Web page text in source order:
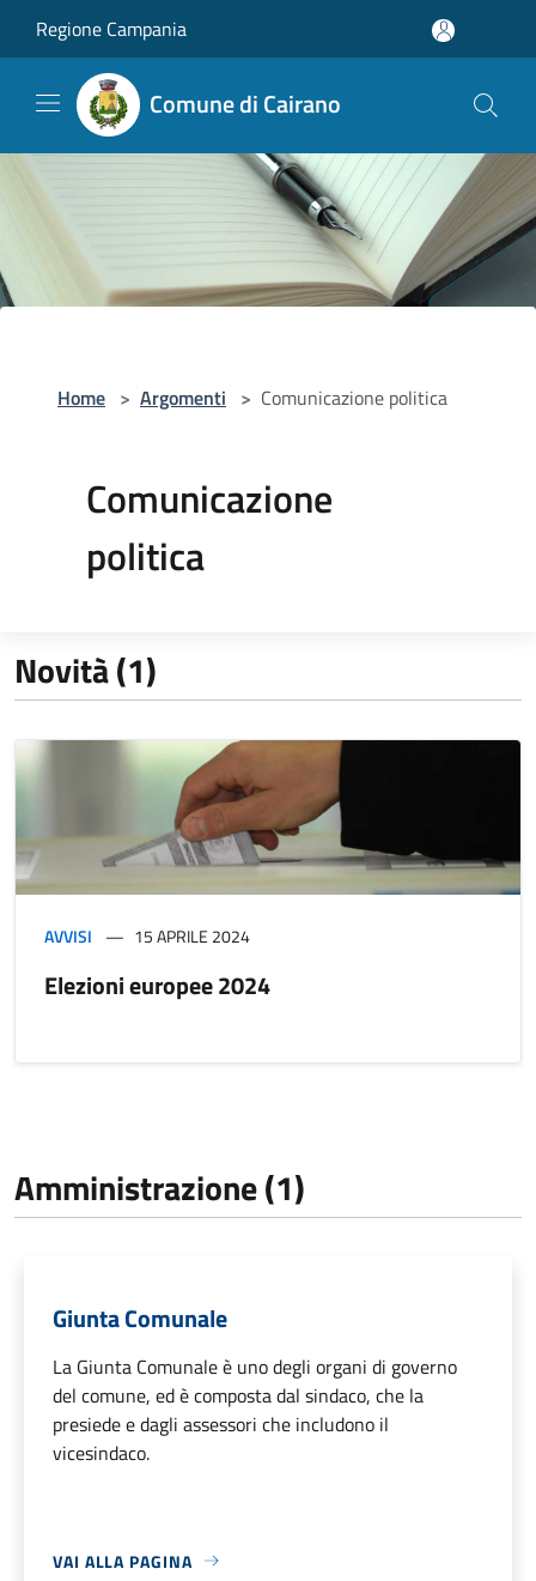
Regione Campania
Comune di Cairano
Home > Argomenti > Comunicazione politica
Comunicazione
politica
Novità (1)
AVVISI 15 APRILE 2024
Elezioni europee 2024
Amministrazione (1)
Giunta Comunale
La Giunta Comunale è uno degli organi di governo
del comune, ed è composta dal sindaco, che la
presiede e dagli assessori che includono il
vicesindaco.
VAI ALLA PAGINA